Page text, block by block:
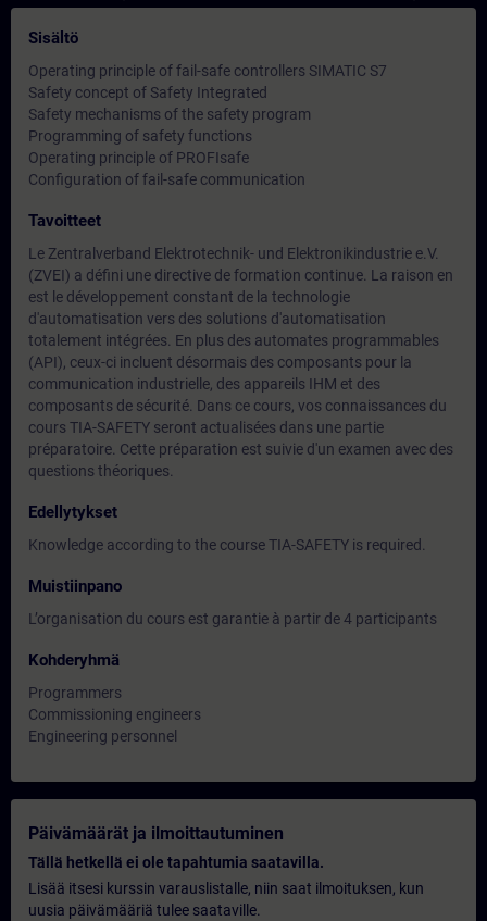
Sisältö
Operating principle of fail-safe controllers SIMATIC S7
Safety concept of Safety Integrated
Safety mechanisms of the safety program
Programming of safety functions
Operating principle of PROFIsafe
Configuration of fail-safe communication
Tavoitteet
Le Zentralverband Elektrotechnik- und Elektronikindustrie e.V.
(ZVEI) a défini une directive de formation continue. La raison en
est le développement constant de la technologie
d'automatisation vers des solutions d'automatisation
totalement intégrées. En plus des automates programmables
(API), ceux-ci incluent désormais des composants pour la
communication industrielle, des appareils IHM et des
composants de sécurité. Dans ce cours, vos connaissances du
cours TIA-SAFETY seront actualisées dans une partie
préparatoire. Cette préparation est suivie d'un examen avec des
questions théoriques.
Edellytykset
Knowledge according to the course TIA-SAFETY is required.
Muistiinpano
L’organisation du cours est garantie à partir de 4 participants
Kohderyhmä
Programmers
Commissioning engineers
Engineering personnel
Päivämäärät ja ilmoittautuminen
Tällä hetkellä ei ole tapahtumia saatavilla.
Lisää itsesi kurssin varauslistalle, niin saat ilmoituksen, kun
uusia päivämääriä tulee saataville.